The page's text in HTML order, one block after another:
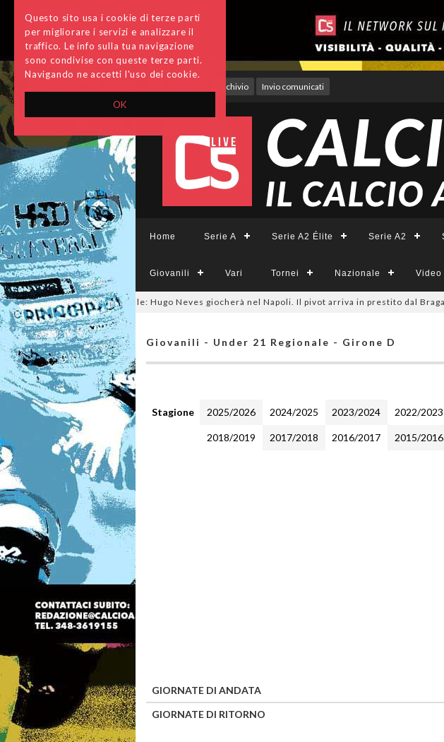
OK
Questo sito usa i cookie di terze parti
per migliorare i servizi e analizzare il
traffico. Le info sulla tua navigazione
sono condivise con queste terze parti.
Navigando ne accetti l'uso dei cookie.
Archivio Invio comunicati
Home Serie A Serie A2 Élite Serie A2
Giovanili Vari Tornei Nazionale Video
ora è ufficiale: Hugo Neves giocherà nel Napoli. Il pivot arriva in prestito dal Braga 05/
Giovanili - Under 21 Regionale - Girone D
Stagione 2025/2026 2024/2025 2023/2024 2022/2023
2018/2019 2017/2018 2016/2017 2015/2016
GIORNATE DI ANDATA
GIORNATE DI RITORNO